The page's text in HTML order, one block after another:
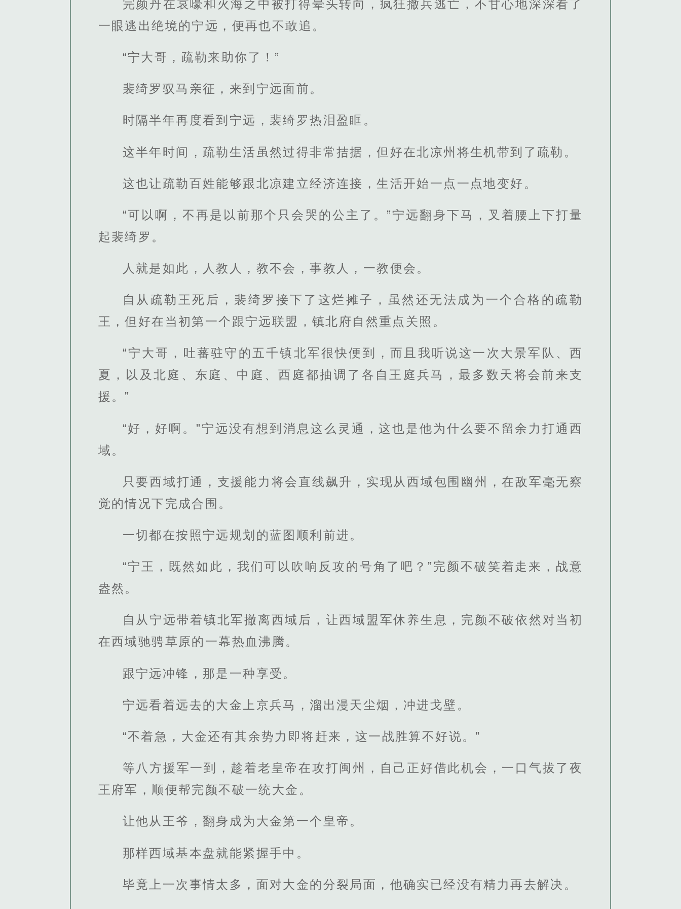
完颜丹在哀嚎和火海之中被打得晕头转向，疯狂撤兵逃亡，不甘心地深深看了
一眼逃出绝境的宁远，便再也不敢追。
“宁大哥，疏勒来助你了！”
裴绮罗驭马亲征，来到宁远面前。
时隔半年再度看到宁远，裴绮罗热泪盈眶。
这半年时间，疏勒生活虽然过得非常拮据，但好在北凉州将生机带到了疏勒。
这也让疏勒百姓能够跟北凉建立经济连接，生活开始一点一点地变好。
“可以啊，不再是以前那个只会哭的公主了。”宁远翻身下马，叉着腰上下打量
起裴绮罗。
人就是如此，人教人，教不会，事教人，一教便会。
自从疏勒王死后，裴绮罗接下了这烂摊子，虽然还无法成为一个合格的疏勒
王，但好在当初第一个跟宁远联盟，镇北府自然重点关照。
“宁大哥，吐蕃驻守的五千镇北军很快便到，而且我听说这一次大景军队、西
夏，以及北庭、东庭、中庭、西庭都抽调了各自王庭兵马，最多数天将会前来支
援。”
“好，好啊。”宁远没有想到消息这么灵通，这也是他为什么要不留余力打通西
域。
只要西域打通，支援能力将会直线飙升，实现从西域包围幽州，在敌军毫无察
觉的情况下完成合围。
一切都在按照宁远规划的蓝图顺利前进。
“宁王，既然如此，我们可以吹响反攻的号角了吧？”完颜不破笑着走来，战意
盎然。
自从宁远带着镇北军撤离西域后，让西域盟军休养生息，完颜不破依然对当初
在西域驰骋草原的一幕热血沸腾。
跟宁远冲锋，那是一种享受。
宁远看着远去的大金上京兵马，溜出漫天尘烟，冲进戈壁。
“不着急，大金还有其余势力即将赶来，这一战胜算不好说。”
等八方援军一到，趁着老皇帝在攻打闽州，自己正好借此机会，一口气拔了夜
王府军，顺便帮完颜不破一统大金。
让他从王爷，翻身成为大金第一个皇帝。
那样西域基本盘就能紧握手中。
毕竟上一次事情太多，面对大金的分裂局面，他确实已经没有精力再去解决。